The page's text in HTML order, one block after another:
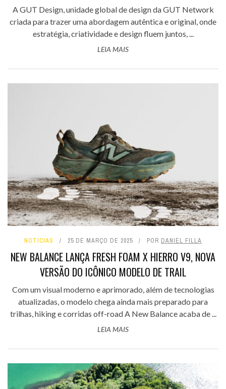
A GUT Design, unidade global de design da GUT Network
criada para trazer uma abordagem autêntica e original, onde
estratégia, criatividade e design fluem juntos, ...
LEIA MAIS
NOTÍCIAS 25 DE MARÇO DE 2025 POR DANIEL FILLA
NEW BALANCE LANÇA FRESH FOAM X HIERRO V9, NOVA
VERSÃO DO ICÔNICO MODELO DE TRAIL
Com um visual moderno e aprimorado, além de tecnologias
atualizadas, o modelo chega ainda mais preparado para
trilhas, hiking e corridas off-road A New Balance acaba de ...
LEIA MAIS